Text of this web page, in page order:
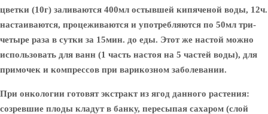
цветки (10г) заливаются 400мл остывшей кипяченой воды, 12ч.
настаиваются, процеживаются и употребляются по 50мл три-
четыре раза в сутки за 15мин. до еды. Этот же настой можно
использовать для ванн (1 часть настоя на 5 частей воды), для
примочек и компрессов при варикозном заболевании.
При онкологии готовят экстракт из ягод данного растения:
созревшие плоды кладут в банку, пересыпая сахаром (слой